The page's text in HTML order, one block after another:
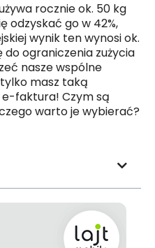
rocznie ok. 50 kg
odzyskać go w 42%,
wynik ten wynosi ok.
do ograniczenia zużycia
nasze wspólne
masz taką
e-faktura! Czym są
warto je wybierać?